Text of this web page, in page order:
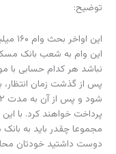
توضیح:
این
این وام به شعب بانک
پرداخت خواهند کرد. با
مجموعا چقدر باید به
دوست داشتید خودتان